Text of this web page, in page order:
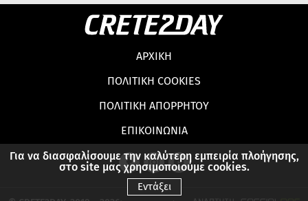
Για να διασφαλίσουμε την καλύτερη εμπειρία πλοήγησης,
στο site μας χρησιμοποιούμε cookies.
Εντάξει
ΑΡΧΙΚΗ
ΠΟΛΙΤΙΚΗ COOKIES
ΠΟΛΙΤΙΚΗ ΑΠΟΡΡΗΤΟΥ
ΕΠΙΚΟΙΝΩΝΙΑ